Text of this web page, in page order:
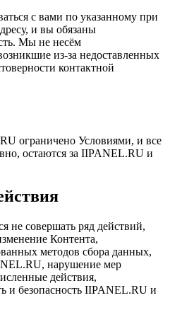
с вами по указанному при
и вы обязаны
Мы не несём
из-за недоставленных
контактной
ограничено Условиями, и все
остаются за IIPANEL.RU и
не совершать ряд действий,
Контента,
методов сбора данных,
нарушение мер
действия,
и безопасность IIPANEL.RU и